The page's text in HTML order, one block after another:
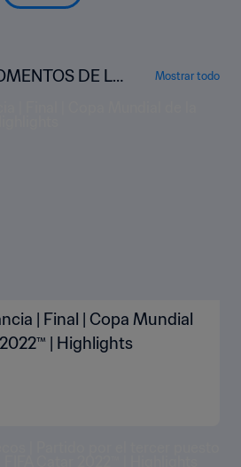
DE LA
Mostrar todo
| Final | Copa Mundial
| Highlights